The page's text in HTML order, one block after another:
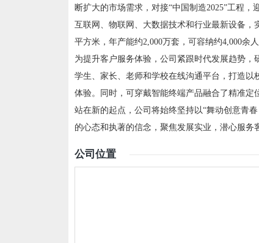
断扩大的市场需求，对接“中国制造2025”工程
互联网、物联网、大数据技术和行业最新设备，
平方米，年产能约2,000万套，可容纳约4,000余
为提升客户服务体验，公司紧跟时代发展趋势
学生、家长、老师和学校在线沟通平台，打造
体验。同时，可穿戴智能终端产品融合了精准定
站在新的起点，公司将始终坚持以“舞动创意青
的心态和执著的信念，聚焦发展实业，潜心服务
公司位置